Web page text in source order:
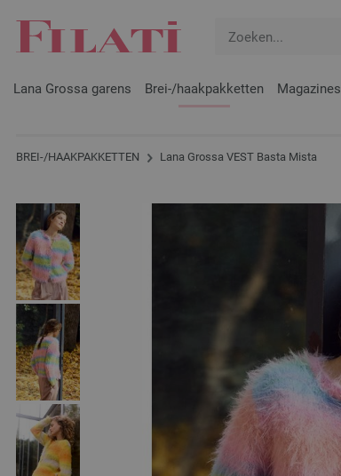
Lana Grossa garens Brei-/haakpakketten Magazines
BREI-/HAAKPAKKETTEN Lana Grossa VEST Basta Mista